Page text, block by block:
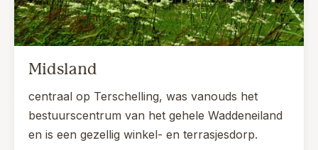
Midsland
centraal op Terschelling, was vanouds het
bestuurscentrum van het gehele Waddeneiland
en is een gezellig winkel- en terrasjesdorp.